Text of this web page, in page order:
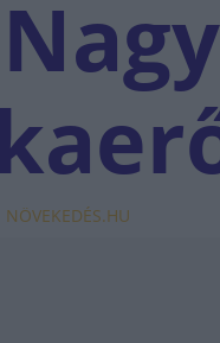
NÖVEKEDÉS.HU